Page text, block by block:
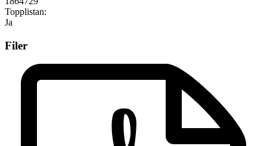
Topplistan:
Ja
Filer